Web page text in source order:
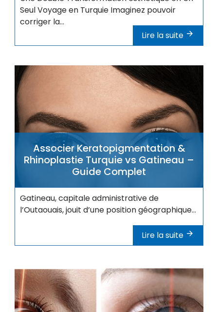
Seul Voyage en Turquie Imaginez pouvoir
corriger la...
Lire la suite
Associer Keratopigmentation &
Rhinoplastie Turquie vs Gatineau –
Guide Complet
Gatineau, capitale administrative de
l’Outaouais, jouit d’une position géographique...
Lire la suite